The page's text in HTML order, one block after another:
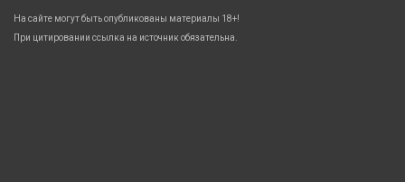
На сайте могут быть опубликованы материалы 18+!
При цитировании ссылка на источник обязательна.